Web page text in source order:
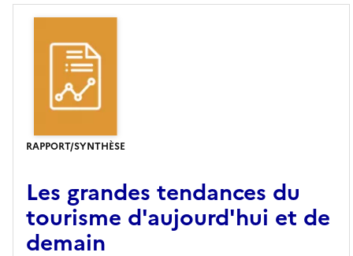
RAPPORT/SYNTHÈSE
Les grandes tendances du
tourisme d'aujourd'hui et de
demain